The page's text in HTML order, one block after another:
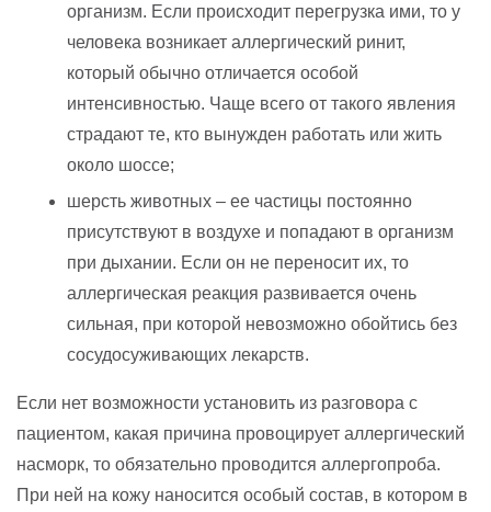
организм. Если происходит перегрузка ими, то у
человека возникает аллергический ринит,
который обычно отличается особой
интенсивностью. Чаще всего от такого явления
страдают те, кто вынужден работать или жить
около шоссе;
шерсть животных – ее частицы постоянно
присутствуют в воздухе и попадают в организм
при дыхании. Если он не переносит их, то
аллергическая реакция развивается очень
сильная, при которой невозможно обойтись без
сосудосуживающих лекарств.
Если нет возможности установить из разговора с
пациентом, какая причина провоцирует аллергический
насморк, то обязательно проводится аллергопроба.
При ней на кожу наносится особый состав, в котором в